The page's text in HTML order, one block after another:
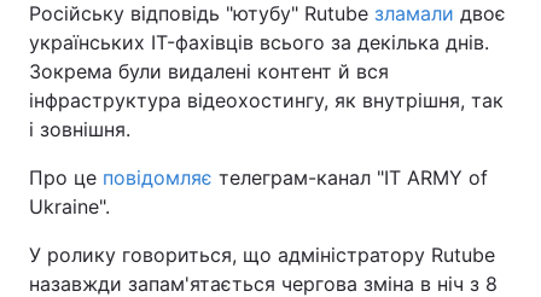
Техно і зв'язок Лайт
Зброя Інциденти
Здоров'я
Цікавинки Погода
Лонгріди
Російську відповідь "ютубу" Rutube зламали двоє
українських IT-фахівців всього за декілька днів.
Зокрема були видалені контент й вся
інфраструктура відеохостингу, як внутрішня, так
і зовнішня.
Про це повідомляє телеграм-канал "IT ARMY of
Ukraine".
У ролику говориться, що адміністратору Rutube
назавжди запам'ятається чергова зміна в ніч з 8